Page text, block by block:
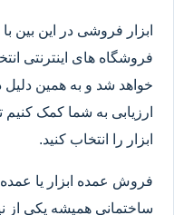
ابزار فروشی در این بین
فروشگاه های اینترنتی
خواهد شد و به همین دلیل
ارزیابی به شما کمک کنیم
ابزار را انتخاب کنید.
فروش عمده ابزار یا
ساختمانی همیشه یکی از